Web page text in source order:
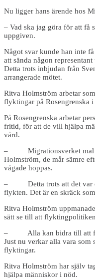
Nu ligger hans ärende hos
– Vad ska jag göra för att få
uppgiven.
Något svar kunde han inte
att sända någon
Detta trots inbjudan från
arrangerade mötet.
Ritva Holmström arbetar
flyktingar på Rosengrenska i
På Rosengrenska arbetar
fritid, för att de vill hjälpa
vård.
– Migrationsverket mal
Holmström, de mår sämre
vågade hoppas.
– Detta trots att det var
flykten. Det är en skräck
Ritva Holmström
sätt se till att
– Alla kan bidra till att
Just nu verkar alla vara som
flyktingar.
Ritva Holmström har själv
hjälpa människor i nöd.